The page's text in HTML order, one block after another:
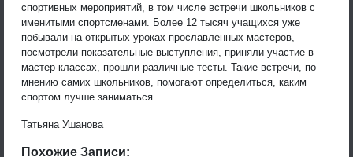
спортивных мероприятий, в том числе встречи школьников с
именитыми спортсменами. Более 12 тысяч учащихся уже
побывали на открытых уроках прославленных мастеров,
посмотрели показательные выступления, приняли участие в
мастер-классах, прошли различные тесты. Такие встречи, по
мнению самих школьников, помогают определиться, каким
спортом лучше заниматься.
Татьяна Ушанова
Похожие Записи: